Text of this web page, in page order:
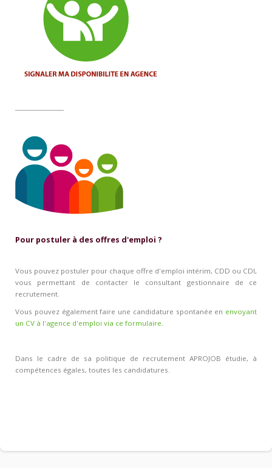
Pour postuler à des offres d'emploi ?
Vous pouvez postuler pour chaque offre d'emploi intérim, CDD ou CDI,
vous permettant de contacter le consultant gestionnaire de ce
recrutement.
Vous pouvez également faire une candidature spontanée en envoyant
un CV à l'agence d'emploi via ce formulaire.
Dans le cadre de sa politique de recrutement APROJOB étudie, à
compétences égales, toutes les candidatures.